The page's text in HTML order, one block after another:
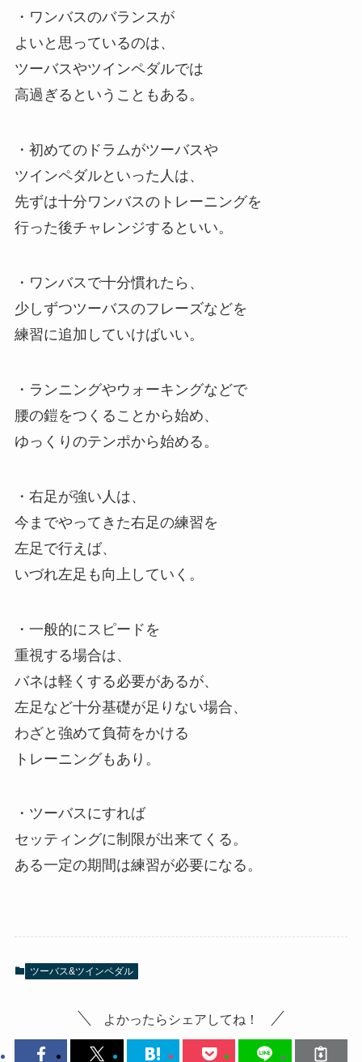
・ワンバスのバランスが
よいと思っているのは、
ツーバスやツインペダルでは
高過ぎるということもある。
・初めてのドラムがツーバスや
ツインペダルといった人は、
先ずは十分ワンバスのトレーニングを
行った後チャレンジするといい。
・ワンバスで十分慣れたら、
少しずつツーバスのフレーズなどを
練習に追加していけばいい。
・ランニングやウォーキングなどで
腰の鎧をつくることから始め、
ゆっくりのテンポから始める。
・右足が強い人は、
今までやってきた右足の練習を
左足で行えば、
いづれ左足も向上していく。
・一般的にスピードを
重視する場合は、
バネは軽くする必要があるが、
左足など十分基礎が足りない場合、
わざと強めて負荷をかける
トレーニングもあり。
・ツーバスにすれば
セッティングに制限が出来てくる。
ある一定の期間は練習が必要になる。
ツーバス&ツインペダル
よかったらシェアしてね！